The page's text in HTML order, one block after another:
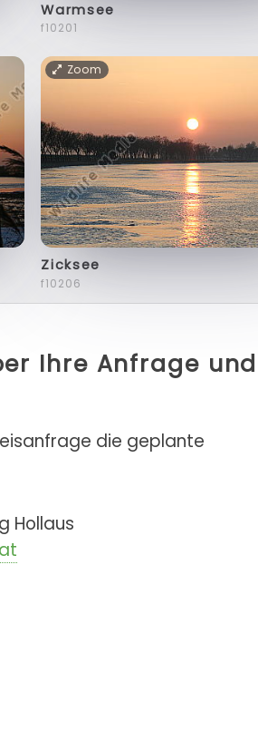
Warmsee
f10201
Zoom
Zicksee
f10206
Ihre Anfrage und
die geplante
Hollaus